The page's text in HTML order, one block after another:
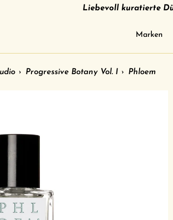
Liebevoll kuratierte
Marken
› Progressive Botany Vol. I › Phloem